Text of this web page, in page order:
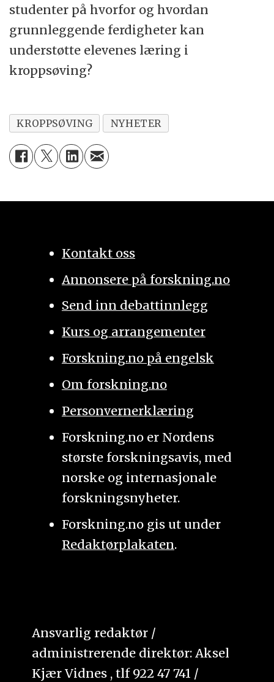
studenter på hvorfor og hvordan
grunnleggende ferdigheter kan
understøtte elevenes læring i
kroppsøving?
KROPPSØVING NYHETER
Kontakt oss
Annonsere på forskning.no
Send inn debattinnlegg
Kurs og arrangementer
Forskning.no på engelsk
Om forskning.no
Personvernerklæring
Forskning.no er Nordens
største forskningsavis, med
norske og internasjonale
forskningsnyheter.
Forskning.no gis ut under
Redaktørplakaten.
Ansvarlig redaktør /
administrerende direktør: Aksel
Kjær Vidnes , tlf 922 47 741 /